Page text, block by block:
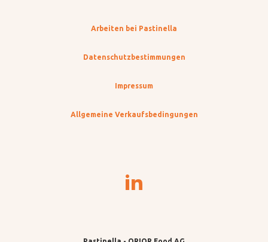
Arbeiten bei Pastinella
Datenschutzbestimmungen
Impressum
Allgemeine Verkaufsbedingungen